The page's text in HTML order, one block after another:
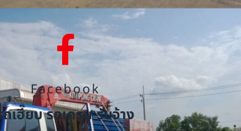
Facebook
รถเฮี๊ยบ รถเครน รับจ้าง